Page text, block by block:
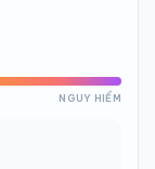
NGUY HIỂM